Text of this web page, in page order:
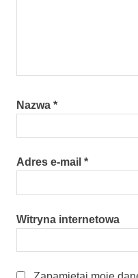
Nazwa *
Adres e-mail *
Witryna internetowa